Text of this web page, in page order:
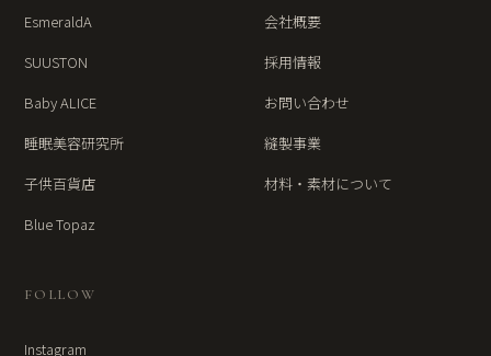
EsmeraldA
SUUSTON
Baby ALICE
睡眠美容研究所
子供百貨店
Blue Topaz
会社概要
採用情報
お問い合わせ
縫製事業
材料・素材について
FOLLOW
Instagram